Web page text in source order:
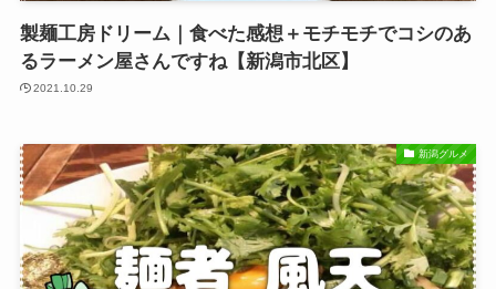
製麺工房ドリーム｜食べた感想＋モチモチでコシのあ
るラーメン屋さんですね【新潟市北区】
2021.10.29
新潟グルメ